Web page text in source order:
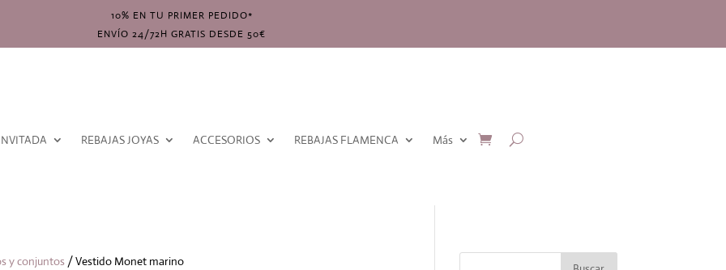
10% EN TU PRIMER PEDIDO*
ENVÍO 24/72H GRATIS DESDE 50€
REBAJAS JOYAS ACCESORIOS REBAJAS FLAMENCA Más
y conjuntos / Vestido Monet marino